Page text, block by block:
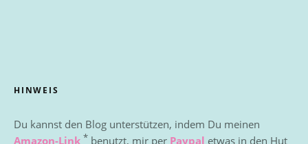
HINWEIS
Du kannst den Blog unterstützen, indem Du meinen
Amazon-Link * benutzt, mir per Paypal etwas in den Hut